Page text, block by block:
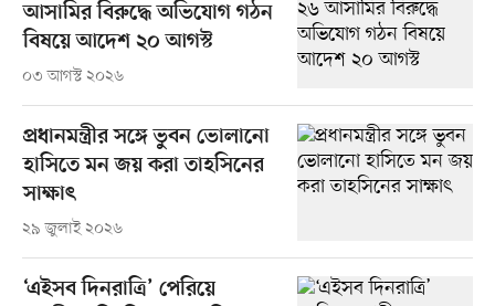
আসামির বিরুদ্ধে অভিযোগ গঠন
বিষয়ে আদেশ ২০ আগস্ট
০৩ আগস্ট ২০২৬
প্রধানমন্ত্রীর সঙ্গে ভুবন ভোলানো
হাসিতে মন জয় করা তাহসিনের
সাক্ষাৎ
২৯ জুলাই ২০২৬
‘এইসব দিনরাত্রি’ পেরিয়ে